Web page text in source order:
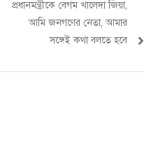
Next
post:
প্রধানমন্ত্রীকে বেগম খালেদা জিয়া,
আমি জনগণের নেতা, আমার
সঙ্গেই কথা বলতে হবে